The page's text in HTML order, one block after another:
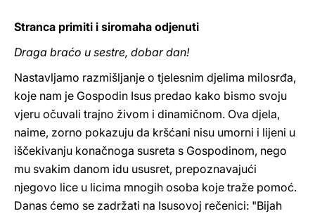
Stranca primiti i siromaha odjenuti
Draga braćo u sestre, dobar dan!
Nastavljamo razmišljanje o tjelesnim djelima milosrđa,
koje nam je Gospodin Isus predao kako bismo svoju
vjeru očuvali trajno živom i dinamičnom. Ova djela,
naime, zorno pokazuju da kršćani nisu umorni i lijeni u
iščekivanju konačnoga susreta s Gospodinom, nego
mu svakim danom idu ususret, prepoznavajući
njegovo lice u licima mnogih osoba koje traže pomoć.
Danas ćemo se zadržati na Isusovoj rečenici: "Bijah